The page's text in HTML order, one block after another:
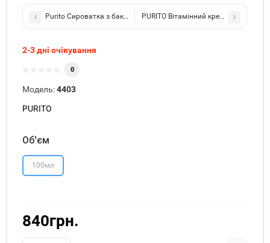
Purito Сироватка з бакучіолом Bakuchiol Timeless Bloom
2-3 дні очікування
0
Модель:4403
PURITO
Об'єм
100мл
840грн.